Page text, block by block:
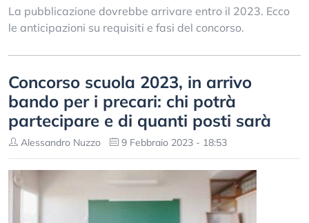
La pubblicazione dovrebbe arrivare entro il 2023. Ecco
le anticipazioni su requisiti e fasi del concorso.
Concorso scuola 2023, in arrivo
bando per i precari: chi potrà
partecipare e di quanti posti sarà
Alessandro Nuzzo 9 Febbraio 2023 - 18:53